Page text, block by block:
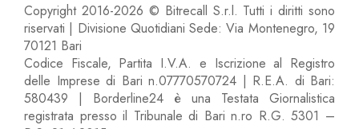
Copyright 2016-2026 © Bitrecall S.r.l. Tutti i diritti sono
riservati | Divisione Quotidiani Sede: Via Montenegro, 19
70121 Bari
Codice Fiscale, Partita I.V.A. e Iscrizione al Registro
delle Imprese di Bari n.07770570724 | R.E.A. di Bari:
580439 | Borderline24 è una Testata Giornalistica
registrata presso il Tribunale di Bari n.ro R.G. 5301 –